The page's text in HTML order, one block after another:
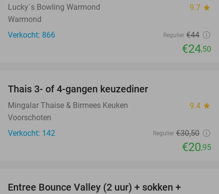
Lucky´s Bowling Warmond 9.7 star
Warmond
Verkocht: 866
Regulier €44
€24,50
Thais 3- of 4-gangen keuzediner
Mingalar Thaise & Birmees Keuken 9.4 star
Voorschoten
Verkocht: 142
Regulier €30,50
€20,95
Entree Bounce Valley (2 uur) + sokken +